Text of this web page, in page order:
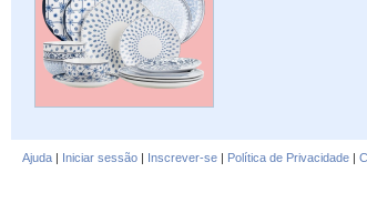
Ajuda | Iniciar sessão | Inscrever-se | Política de Privacidade |